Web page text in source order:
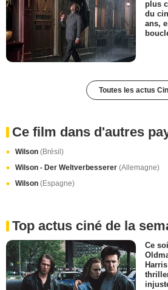
plus
du
ans,
Toutes les actus
Ce film dans d'autres
Wilson (Brésil)
Wilson - Der Weltverbesserer (Allemagne)
Wilson (Espagne)
Top actus ciné de la
Ce